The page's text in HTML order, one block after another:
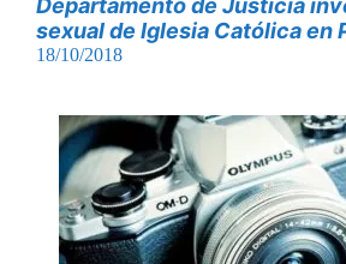
Departamento de Justicia
sexual de Iglesia Católica en
18/10/2018